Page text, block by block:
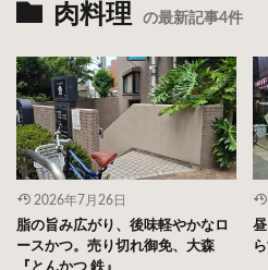
肉料理 の最新記事4件
2026年7月26日
脂の旨み広がり、後味軽やかなロ
ースかつ。売り切れ御免、大森